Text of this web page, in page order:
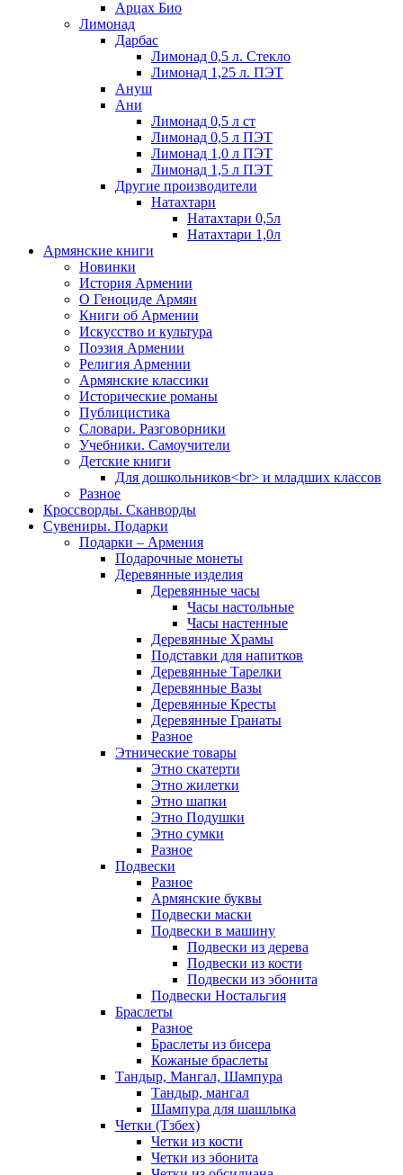
Арцах Био
Лимонад
Дарбас
Лимонад 0,5 л. Стекло
Лимонад 1,25 л. ПЭТ
Ануш
Ани
Лимонад 0,5 л ст
Лимонад 0,5 л ПЭТ
Лимонад 1,0 л ПЭТ
Лимонад 1,5 л ПЭТ
Другие производители
Натахтари
Натахтари 0,5л
Натахтари 1,0л
Армянские книги
Новинки
История Армении
О Геноциде Армян
Книги об Армении
Иcкусство и культура
Поэзия Армении
Религия Армении
Армянские классики
Исторические романы
Публицистика
Словари. Разговорники
Учебники. Самоучители
Детские книги
Для дошкольников<br> и младших классов
Разное
Кроссворды. Сканворды
Сувениры. Подарки
Подарки – Армения
Подарочные монеты
Деревянные изделия
Деревянные часы
Часы настольные
Часы настенные
Деревянные Храмы
Подставки для напитков
Деревянные Тарелки
Деревянные Вазы
Деревянные Кресты
Деревянные Гранаты
Разное
Этнические товары
Этно скатерти
Этно жилетки
Этно шапки
Этно Подушки
Этно сумки
Разное
Подвески
Разное
Армянские буквы
Подвески маски
Подвески в машину
Подвески из дерева
Подвески из кости
Подвески из эбонита
Подвески Ностальгия
Браслеты
Разное
Браслеты из бисера
Кожаные браслеты
Тандыр, Мангал, Шампура
Тандыр, мангал
Шампура для шашлыка
Четки (Тзбех)
Четки из кости
Четки из эбонита